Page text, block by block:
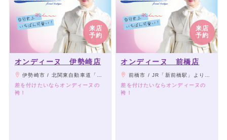
来店
予約
オンディーヌ 伊勢崎店
伊勢崎市 / 北関東自動車道「駒形IC」より車で8分、JR両毛線「伊勢崎駅」より車10分
差を付けたいならオンディーヌの
袴！
来店
予約
オンディーヌ 前橋店
前橋市 / JR「新前橋駅」より徒歩5分
差を付けたいならオンディーヌの
袴！